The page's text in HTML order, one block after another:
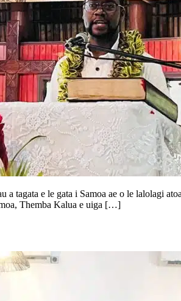
a tagata e le gata i Samoa ae o le lalolagi
Themba Kalua e uiga […]